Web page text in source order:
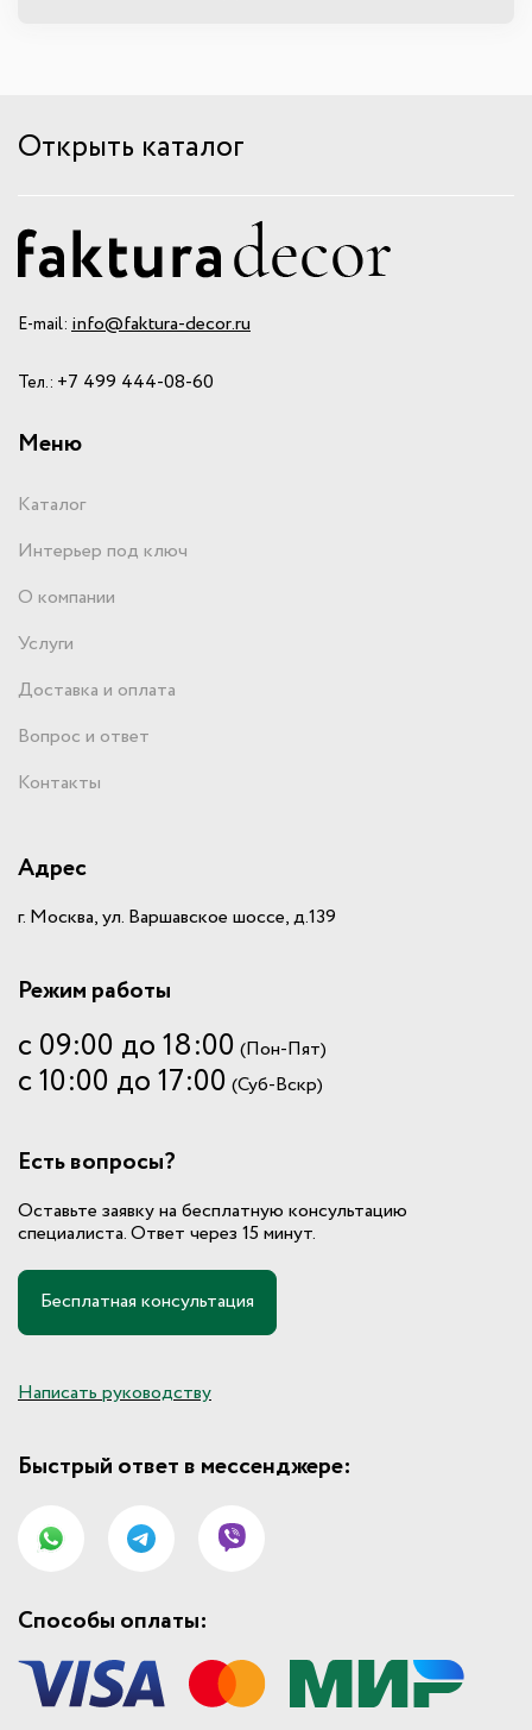
Открыть каталог
E-mail: info@faktura-decor.ru
Тел.: +7 499 444-08-60
Меню
Каталог
Интерьер под ключ
О компании
Услуги
Доставка и оплата
Вопрос и ответ
Контакты
Адрес
г. Москва, ул. Варшавское шоссе, д.139
Режим работы
с 09:00 до 18:00 (Пон-Пят)
с 10:00 до 17:00 (Суб-Вскр)
Есть вопросы?
Оставьте заявку на бесплатную консультацию
специалиста. Ответ через 15 минут.
Бесплатная консультация
Написать руководству
Быстрый ответ в мессенджере:
Способы оплаты: